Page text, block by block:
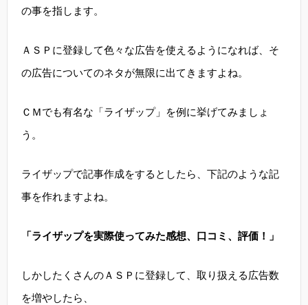
の事を指します。
ＡＳＰに登録して色々な広告を使えるようになれば、そ
の広告についてのネタが無限に出てきますよね。
ＣＭでも有名な「ライザップ」を例に挙げてみましょ
う。
ライザップで記事作成をするとしたら、下記のような記
事を作れますよね。
「ライザップを実際使ってみた感想、口コミ、評価！」
しかしたくさんのＡＳＰに登録して、取り扱える広告数
を増やしたら、